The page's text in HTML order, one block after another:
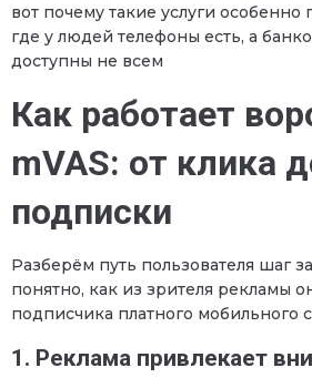
вот почему такие услуги особенно
где у людей телефоны есть, а
доступны не всем
Как работает
mVAS: от клика
подписки
Разберём путь пользователя шаг
понятно, как из зрителя рекламы
подписчика платного мобильного
1. Реклама привлекает